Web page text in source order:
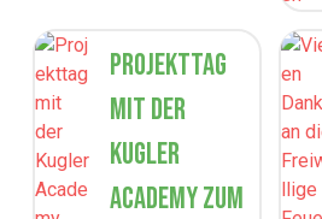
Projekttag
mit der
Kugler
Academy zum